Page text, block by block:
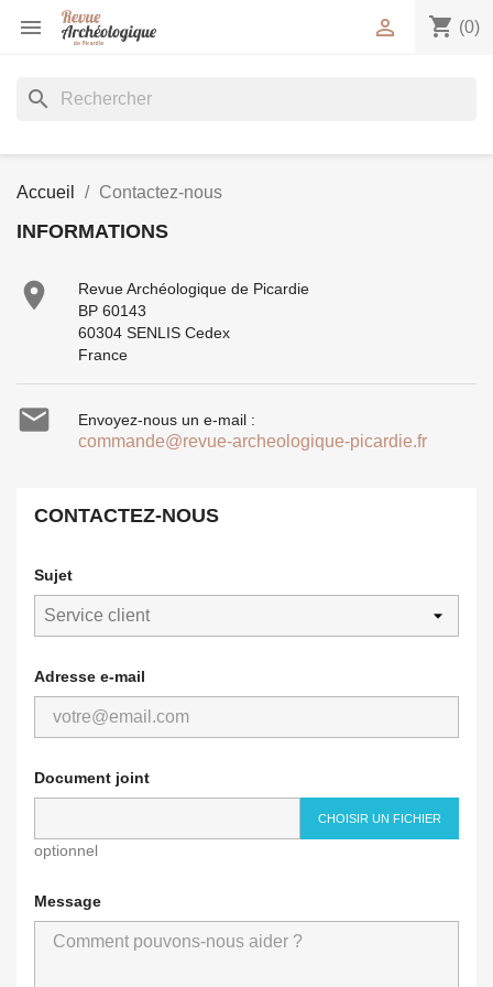
 shopping_cart (0)

search
Accueil Contactez-nous
INFORMATIONS

Revue Archéologique de Picardie
BP 60143
60304 SENLIS Cedex
France
 Envoyez-nous un e-mail :
commande@revue-archeologique-picardie.fr
CONTACTEZ-NOUS
Sujet
Adresse e-mail
Document joint
CHOISIR UN FICHIER
optionnel
Message